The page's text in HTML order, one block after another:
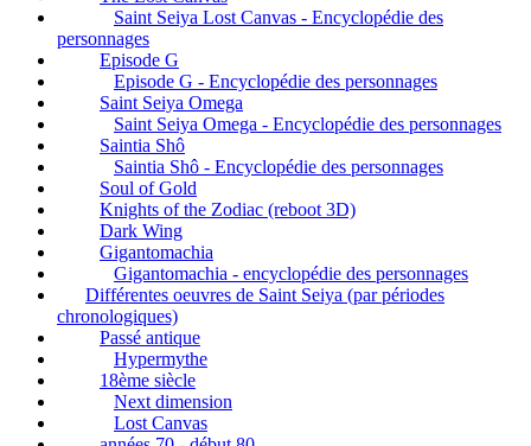
Saint Seiya Lost Canvas - Encyclopédie des
personnages
Episode G
Episode G - Encyclopédie des personnages
Saint Seiya Omega
Saint Seiya Omega - Encyclopédie des personnages
Saintia Shô
Saintia Shô - Encyclopédie des personnages
Soul of Gold
Knights of the Zodiac (reboot 3D)
Dark Wing
Gigantomachia
Gigantomachia - encyclopédie des personnages
Différentes oeuvres de Saint Seiya (par périodes
chronologiques)
Passé antique
Hypermythe
18ème siècle
Next dimension
Lost Canvas